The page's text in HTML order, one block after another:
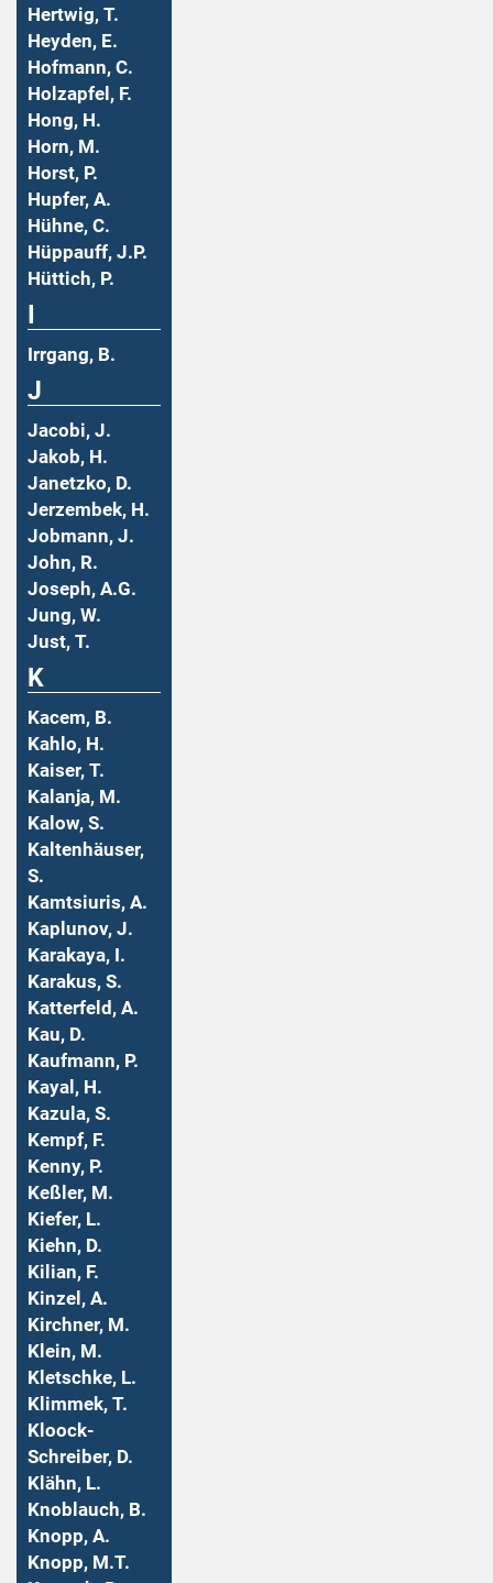
Hertwig, T.
Heyden, E.
Hofmann, C.
Holzapfel, F.
Hong, H.
Horn, M.
Horst, P.
Hupfer, A.
Hühne, C.
Hüppauff, J.P.
Hüttich, P.
Irrgang, B.
J
Jacobi, J.
Jakob, H.
Janetzko, D.
Jerzembek, H.
Jobmann, J.
John, R.
Joseph, A.G.
Jung, W.
Just, T.
K
Kacem, B.
Kahlo, H.
Kaiser, T.
Kalanja, M.
Kalow, S.
Kaltenhäuser,
S.
Kamtsiuris, A.
Kaplunov, J.
Karakaya, I.
Karakus, S.
Katterfeld, A.
Kau, D.
Kaufmann, P.
Kayal, H.
Kazula, S.
Kempf, F.
Kenny, P.
Keßler, M.
Kiefer, L.
Kiehn, D.
Kilian, F.
Kinzel, A.
Kirchner, M.
Klein, M.
Kletschke, L.
Klimmek, T.
Kloock-
Schreiber, D.
Klähn, L.
Knoblauch, B.
Knopp, A.
Knopp, M.T.